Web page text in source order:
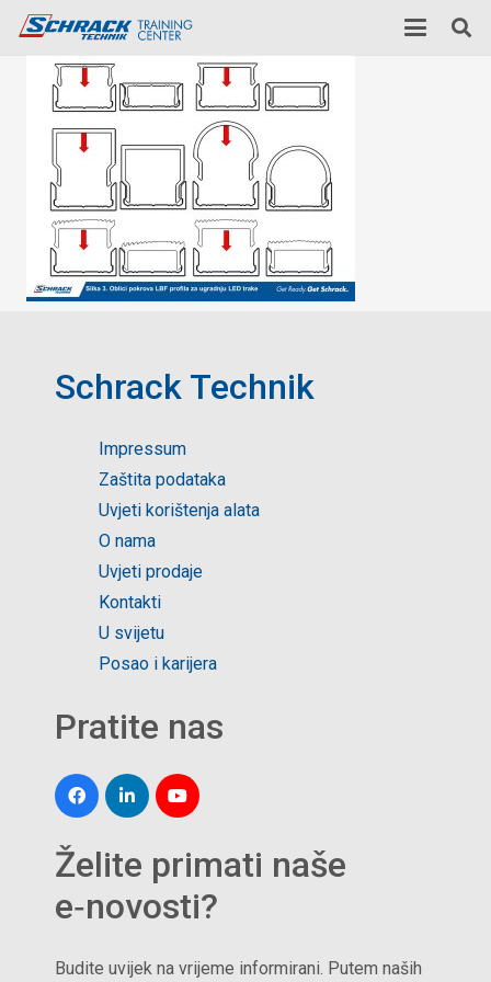
Schrack Technik
Impressum
Zaštita podataka
Uvjeti korištenja alata
O nama
Uvjeti prodaje
Kontakti
U svijetu
Posao i karijera
Pratite nas
Želite primati naše
e‑novosti?
Budite uvijek na vrijeme informirani. Putem naših